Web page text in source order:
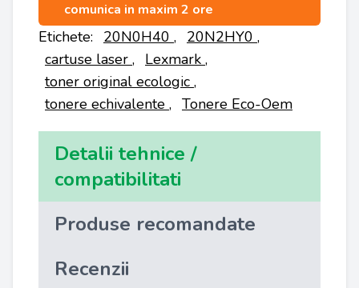
comunica in maxim 2 ore
Etichete: 20N0H40 , 20N2HY0 ,
cartuse laser , Lexmark ,
toner original ecologic ,
tonere echivalente , Tonere Eco-Oem
Detalii tehnice /
compatibilitati
Produse recomandate
Recenzii